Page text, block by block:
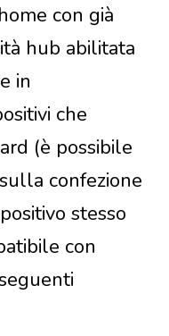
con già
hub abilitata
in
che
(è possibile
confezione
stesso
con